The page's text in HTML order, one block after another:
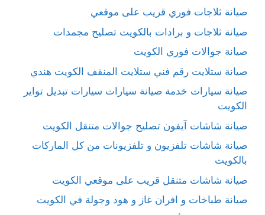
صيانة ثلاجات فوري قريب على موقعي
صيانة ثلاجات و برادات بالكويت تصليح مجمدات
صيانة جوالات فوري الكويت
صيانة ستلايت رقم فني ستلايت المنقف الكويت هندي
صيانة سيارات خدمة صيانة سيارات سيارات تبديل تواير
الكويت
صيانة شاشات آيفون تصليح جوالات متنقل الكويت
صيانة شاشات تلفزيون و تلفزيونات من كل الماركات
بالكويت
صيانة شاشات متنقل قريب على موقعي الكويت
صيانة طباخات و افران غاز و هود وجولة في الكويت